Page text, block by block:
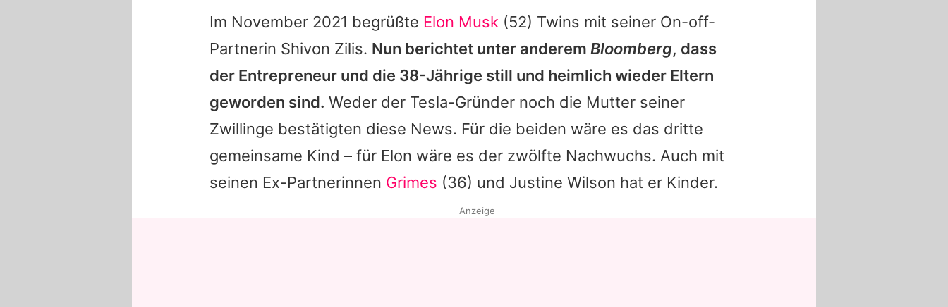
Im November 2021 begrüßte Elon Musk (52) Twins mit seiner On-off-
Partnerin Shivon Zilis. Nun berichtet unter anderem Bloomberg, dass
der Entrepreneur und die 38-Jährige still und heimlich wieder Eltern
geworden sind. Weder der Tesla-Gründer noch die Mutter seiner
Zwillinge bestätigten diese News. Für die beiden wäre es das dritte
gemeinsame Kind – für Elon wäre es der zwölfte Nachwuchs. Auch mit
seinen Ex-Partnerinnen Grimes (36) und Justine Wilson hat er Kinder.
Anzeige